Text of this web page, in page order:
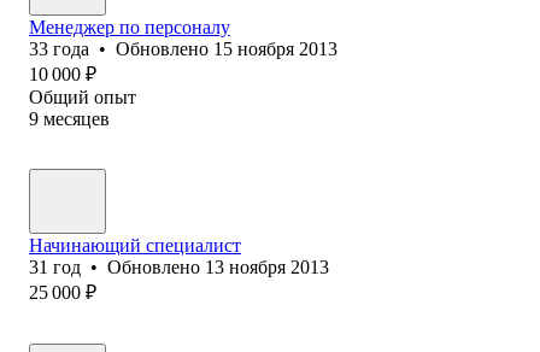
Менеджер по персоналу
33 года • Обновлено 15 ноября 2013
10 000 ₽
Общий опыт
9 месяцев
Начинающий специалист
31 год • Обновлено 13 ноября 2013
25 000 ₽